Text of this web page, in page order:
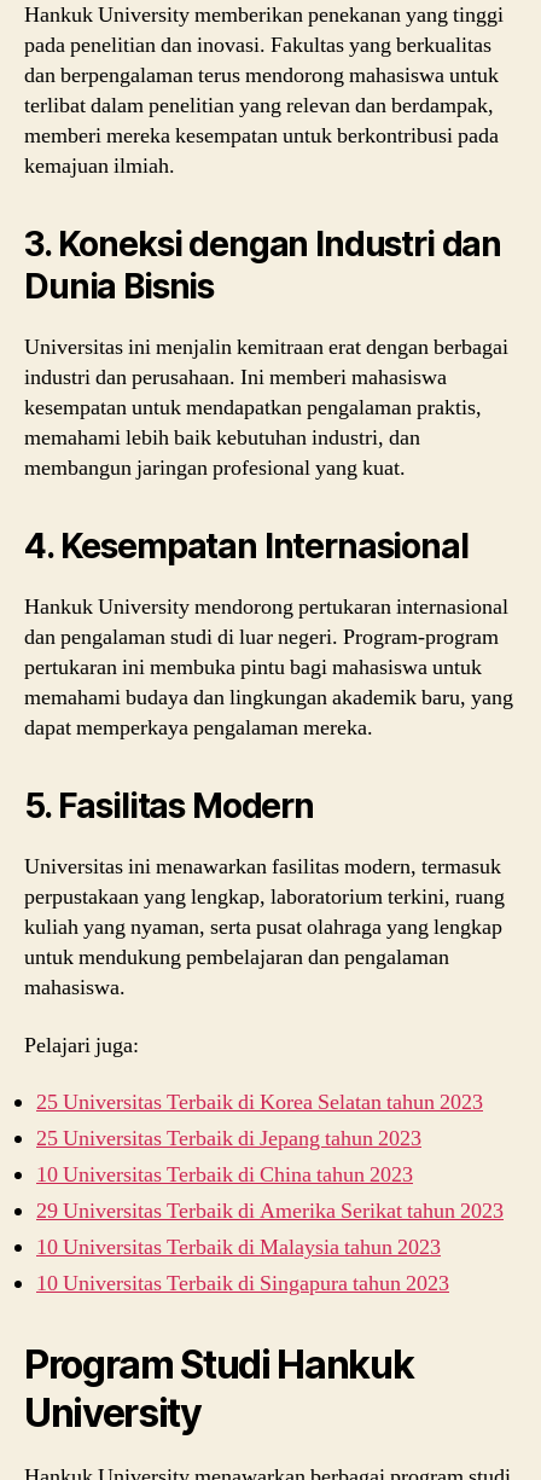
Hankuk University memberikan penekanan yang tinggi
pada penelitian dan inovasi. Fakultas yang berkualitas
dan berpengalaman terus mendorong mahasiswa untuk
terlibat dalam penelitian yang relevan dan berdampak,
memberi mereka kesempatan untuk berkontribusi pada
kemajuan ilmiah.
3. Koneksi dengan Industri dan
Dunia Bisnis
Universitas ini menjalin kemitraan erat dengan berbagai
industri dan perusahaan. Ini memberi mahasiswa
kesempatan untuk mendapatkan pengalaman praktis,
memahami lebih baik kebutuhan industri, dan
membangun jaringan profesional yang kuat.
4. Kesempatan Internasional
Hankuk University mendorong pertukaran internasional
dan pengalaman studi di luar negeri. Program-program
pertukaran ini membuka pintu bagi mahasiswa untuk
memahami budaya dan lingkungan akademik baru, yang
dapat memperkaya pengalaman mereka.
5. Fasilitas Modern
Universitas ini menawarkan fasilitas modern, termasuk
perpustakaan yang lengkap, laboratorium terkini, ruang
kuliah yang nyaman, serta pusat olahraga yang lengkap
untuk mendukung pembelajaran dan pengalaman
mahasiswa.
Pelajari juga:
25 Universitas Terbaik di Korea Selatan tahun 2023
25 Universitas Terbaik di Jepang tahun 2023
10 Universitas Terbaik di China tahun 2023
29 Universitas Terbaik di Amerika Serikat tahun 2023
10 Universitas Terbaik di Malaysia tahun 2023
10 Universitas Terbaik di Singapura tahun 2023
Program Studi Hankuk
University